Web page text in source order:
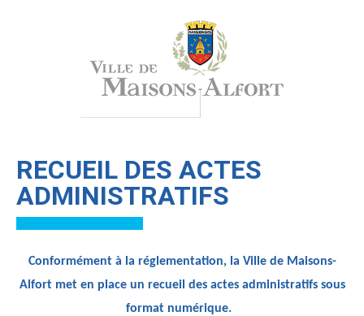
RECUEIL DES ACTES
ADMINISTRATIFS
Conformément à la réglementation, la Ville de Maisons-
Alfort met en place un recueil des actes administratifs sous
format numérique.